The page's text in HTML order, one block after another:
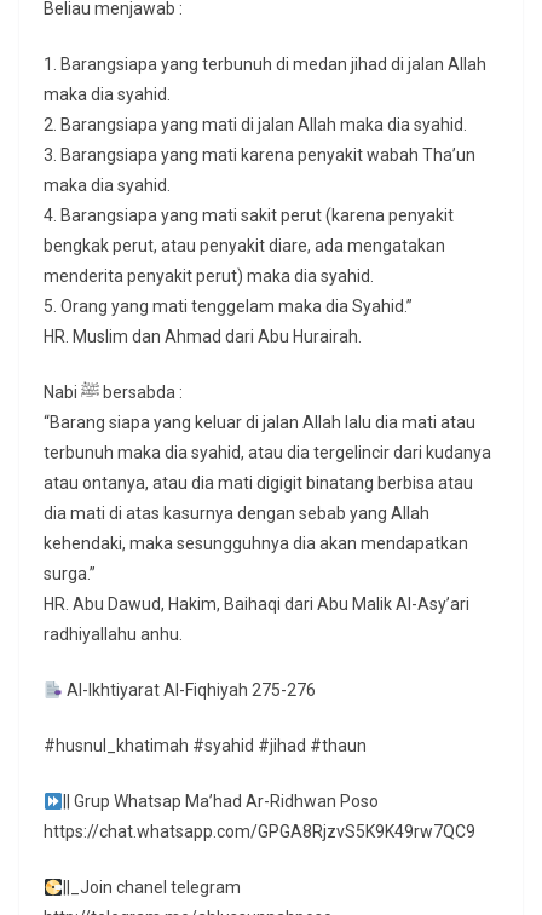
Beliau menjawab :
1. Barangsiapa yang terbunuh di medan jihad di jalan Allah
maka dia syahid.
2. Barangsiapa yang mati di jalan Allah maka dia syahid.
3. Barangsiapa yang mati karena penyakit wabah Tha’un
maka dia syahid.
4. Barangsiapa yang mati sakit perut (karena penyakit
bengkak perut, atau penyakit diare, ada mengatakan
menderita penyakit perut) maka dia syahid.
5. Orang yang mati tenggelam maka dia Syahid.”
HR. Muslim dan Ahmad dari Abu Hurairah.
Nabi ﷺ bersabda :
“Barang siapa yang keluar di jalan Allah lalu dia mati atau
terbunuh maka dia syahid, atau dia tergelincir dari kudanya
atau ontanya, atau dia mati digigit binatang berbisa atau
dia mati di atas kasurnya dengan sebab yang Allah
kehendaki, maka sesungguhnya dia akan mendapatkan
surga.”
HR. Abu Dawud, Hakim, Baihaqi dari Abu Malik Al-Asy’ari
radhiyallahu anhu.
Al-Ikhtiyarat Al-Fiqhiyah 275-276
#husnul_khatimah #syahid #jihad #thaun
|| Grup Whatsap Ma’had Ar-Ridhwan Poso
https://chat.whatsapp.com/GPGA8RjzvS5K9K49rw7QC9
||_Join chanel telegram